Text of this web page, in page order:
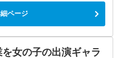
ページ
女の子の出演ギャラ